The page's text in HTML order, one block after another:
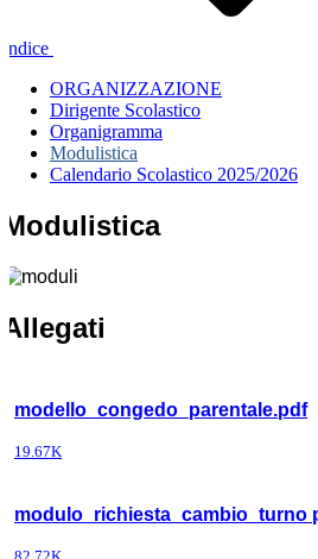
Indice
ORGANIZZAZIONE
Dirigente Scolastico
Organigramma
Modulistica
Calendario Scolastico 2025/2026
Modulistica
Allegati
modello_congedo_parentale.pdf
19.67K
modulo_richiesta_cambio_turno